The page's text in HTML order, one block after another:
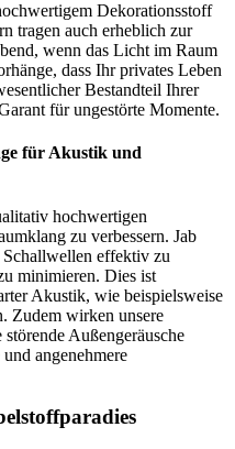
Dekorationsstoff
tragen auch erheblich zur
wenn das Licht im Raum
dass Ihr privates Leben
Bestandteil Ihrer
für ungestörte Momente.
für Akustik und
hochwertigen
zu verbessern. Jab
Schallwellen effektiv zu
minimieren. Dies ist
Akustik, wie beispielsweise
Zudem wirken unsere
Außengeräusche
angenehmere